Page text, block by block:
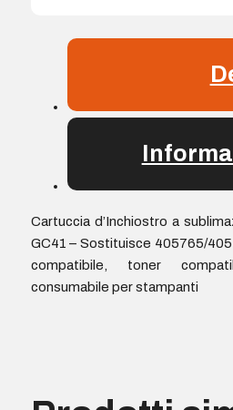
Cartuccia d’Inchiostro a
GC41 – Sostituisce 405765/
compatibile, toner
consumabile per stampanti